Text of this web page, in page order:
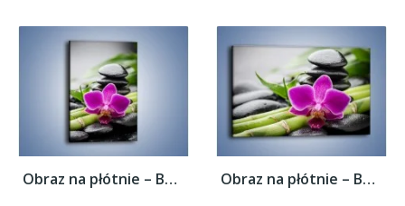
Obraz na płótnie – Bambusowe dodatki z... Obraz na płótnie – Bambusowe dodatki z...